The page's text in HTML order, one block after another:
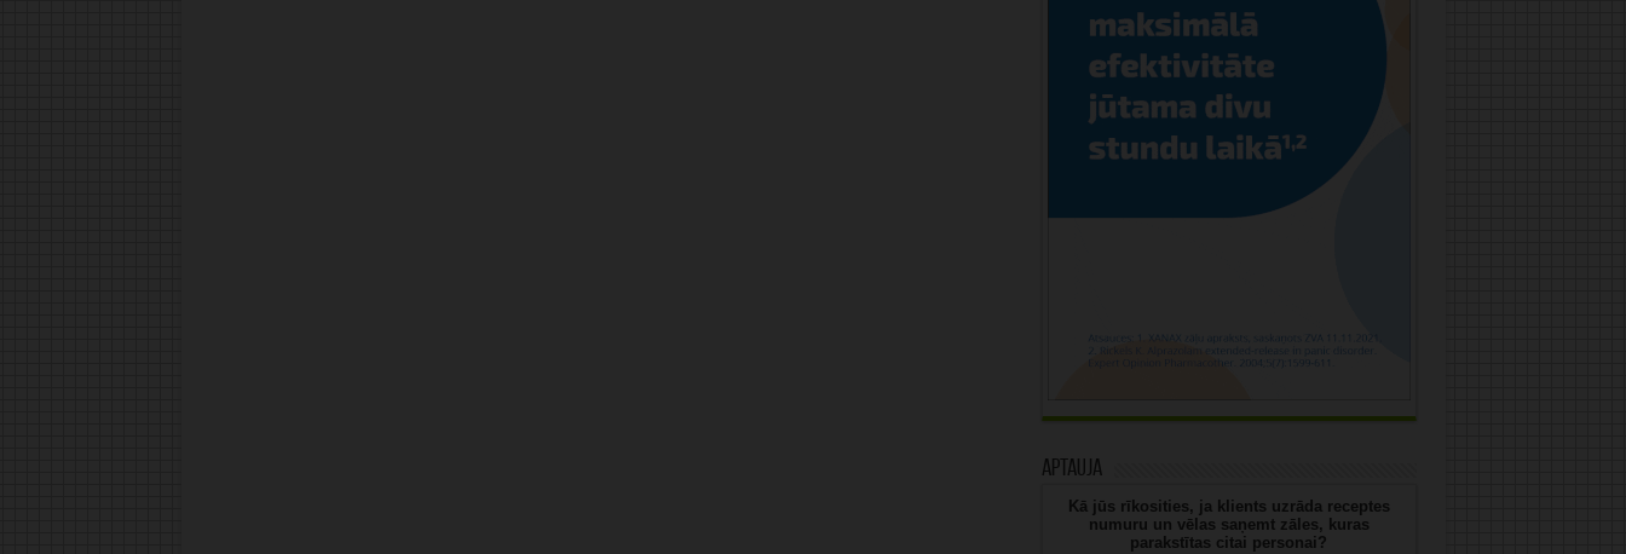
Aptauja
Kā jūs rīkosities, ja klients uzrāda receptes
numuru un vēlas saņemt zāles, kuras
parakstītas citai personai?